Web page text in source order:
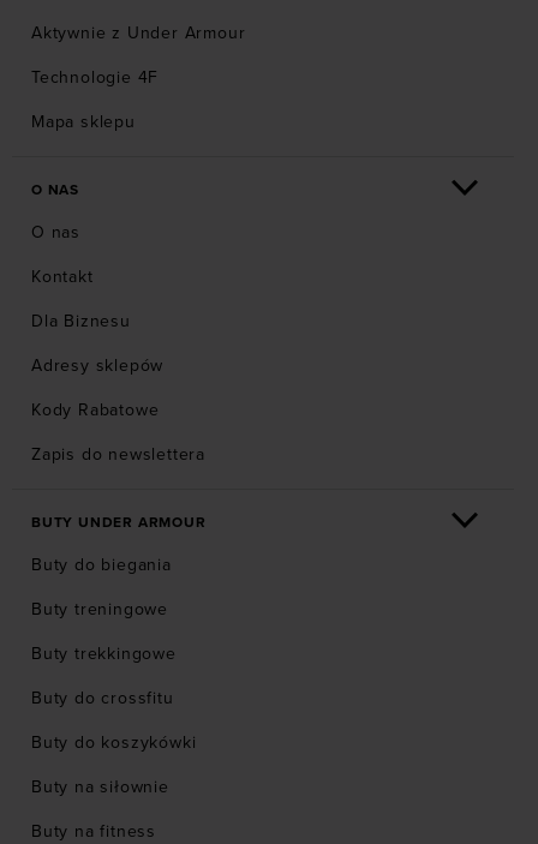
Aktywnie z Under Armour
Technologie 4F
Mapa sklepu
O NAS
O nas
Kontakt
Dla Biznesu
Adresy sklepów
Kody Rabatowe
Zapis do newslettera
BUTY UNDER ARMOUR
Buty do biegania
Buty treningowe
Buty trekkingowe
Buty do crossfitu
Buty do koszykówki
Buty na siłownie
Buty na fitness